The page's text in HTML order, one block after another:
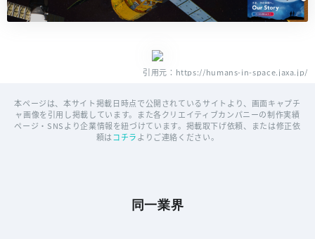
引用元：https://humans-in-space.jaxa.jp/
本ページは、本サイト掲載日時点で公開されているサイトより、画面キャプチ
ャ画像を引用し掲載しています。また各クリエイティブカンパニーの制作実績
ページ・SNSより企業情報を紐づけています。掲載取下げ依頼、または修正依
頼はコチラよりご連絡ください。
同一業界